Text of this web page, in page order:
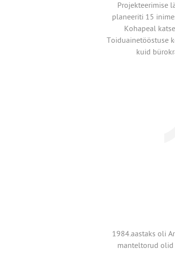
Projekteerimise
planeeriti 15
Kohapeal
Toiduainetööstuse
kuid
1984.aastaks oli
manteltorud olid